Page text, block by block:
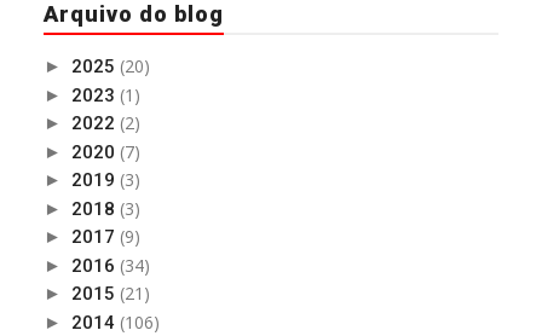
Arquivo do blog
► 2025 (20)
► 2023 (1)
► 2022 (2)
► 2020 (7)
► 2019 (3)
► 2018 (3)
► 2017 (9)
► 2016 (34)
► 2015 (21)
► 2014 (106)